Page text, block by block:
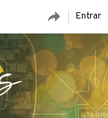
Entrar